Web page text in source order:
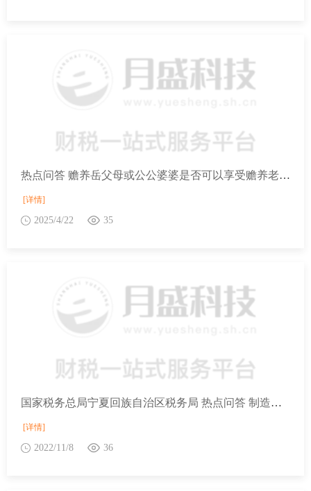
热点问答 赡养岳父母或公公婆婆是否可以享受赡养老人专项附加扣除？
[详情]
2025/4/22 35
国家税务总局宁夏回族自治区税务局 热点问答 制造业中小微企业缓缴部分税费种销售额如何确定？
[详情]
2022/11/8 36